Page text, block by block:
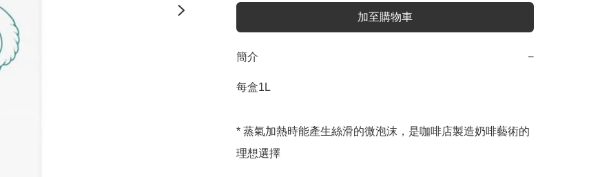
加至購物車
簡介 −
每盒1L
* 蒸氣加熱時能產生絲滑的微泡沫，是咖啡店製造奶啡藝術的
理想選擇